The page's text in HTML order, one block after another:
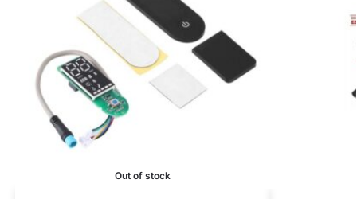
Out of stock